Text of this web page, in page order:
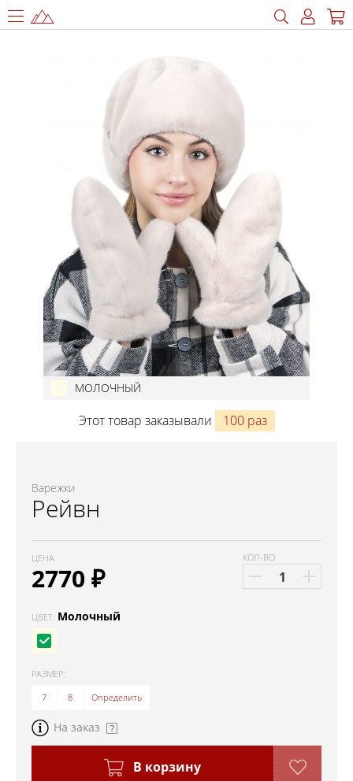
МОЛОЧНЫЙ
Этот товар заказывали 100 раз
Варежки
Рейвн
ЦЕНА
2770 ₽
КОЛ-ВО
ЦВЕТ: Молочный
РАЗМЕР:
7
8 Определить
На заказ
В корзину